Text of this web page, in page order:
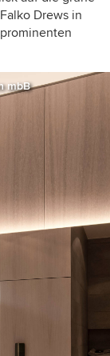
Drews in
mbB